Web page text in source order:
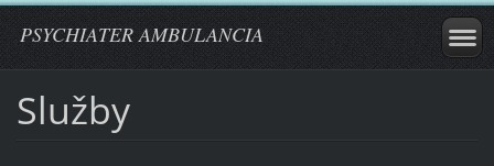
PSYCHIATER AMBULANCIA
Služby